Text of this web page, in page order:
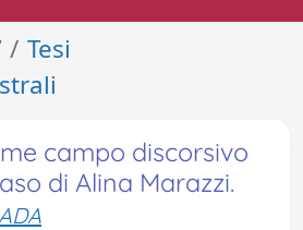
Tesi
campo discorsivo
di Alina Marazzi.